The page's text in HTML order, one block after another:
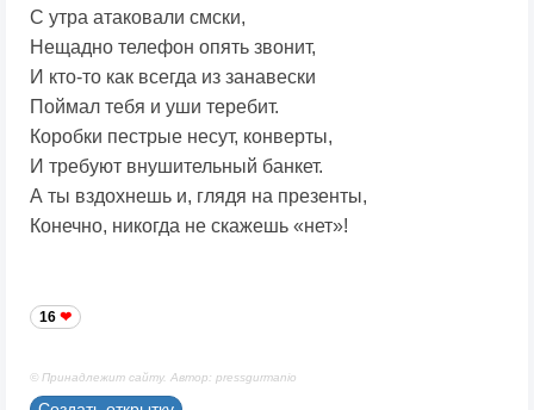
С утра атаковали смски,
Нещадно телефон опять звонит,
И кто-то как всегда из занавески
Поймал тебя и уши теребит.
Коробки пестрые несут, конверты,
И требуют внушительный банкет.
А ты вздохнешь и, глядя на презенты,
Конечно, никогда не скажешь «нет»!
16
© Принадлежит сайту. Автор: pressgurmanio